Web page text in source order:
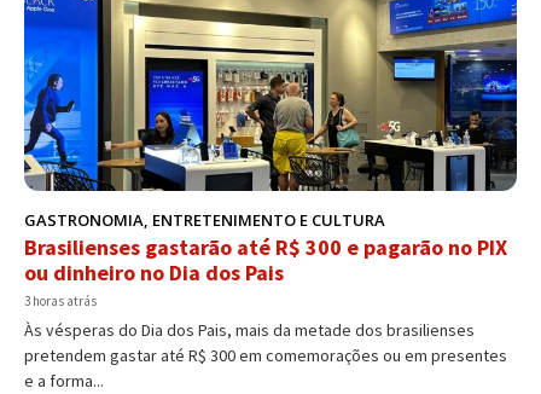
GASTRONOMIA, ENTRETENIMENTO E CULTURA
Brasilienses gastarão até R$ 300 e pagarão no PIX
ou dinheiro no Dia dos Pais
3 horas atrás
Às vésperas do Dia dos Pais, mais da metade dos brasilienses
pretendem gastar até R$ 300 em comemorações ou em presentes
e a forma...